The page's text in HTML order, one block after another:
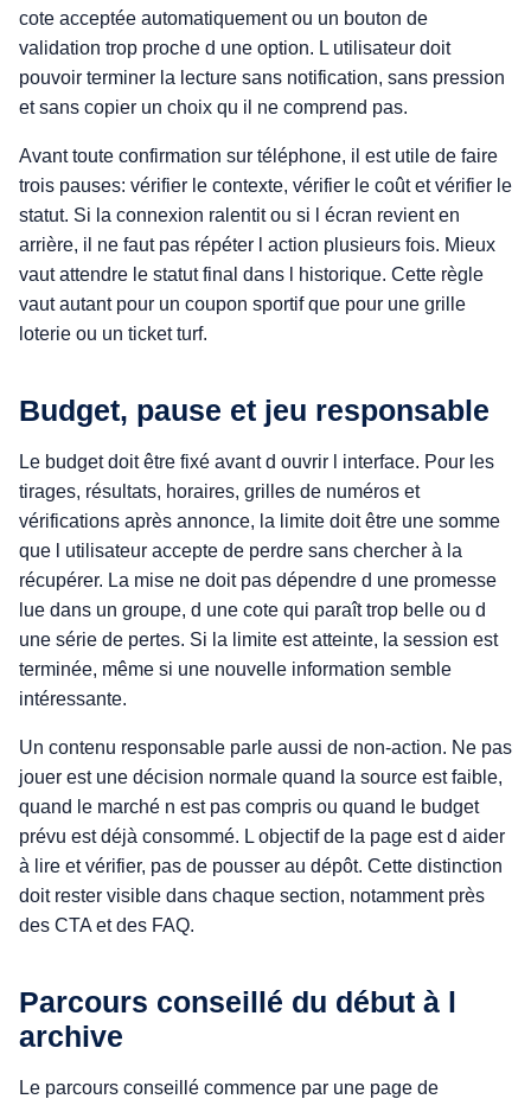
cote acceptée automatiquement ou un bouton de
validation trop proche d une option. L utilisateur doit
pouvoir terminer la lecture sans notification, sans pression
et sans copier un choix qu il ne comprend pas.
Avant toute confirmation sur téléphone, il est utile de faire
trois pauses: vérifier le contexte, vérifier le coût et vérifier le
statut. Si la connexion ralentit ou si l écran revient en
arrière, il ne faut pas répéter l action plusieurs fois. Mieux
vaut attendre le statut final dans l historique. Cette règle
vaut autant pour un coupon sportif que pour une grille
loterie ou un ticket turf.
Budget, pause et jeu responsable
Le budget doit être fixé avant d ouvrir l interface. Pour les
tirages, résultats, horaires, grilles de numéros et
vérifications après annonce, la limite doit être une somme
que l utilisateur accepte de perdre sans chercher à la
récupérer. La mise ne doit pas dépendre d une promesse
lue dans un groupe, d une cote qui paraît trop belle ou d
une série de pertes. Si la limite est atteinte, la session est
terminée, même si une nouvelle information semble
intéressante.
Un contenu responsable parle aussi de non-action. Ne pas
jouer est une décision normale quand la source est faible,
quand le marché n est pas compris ou quand le budget
prévu est déjà consommé. L objectif de la page est d aider
à lire et vérifier, pas de pousser au dépôt. Cette distinction
doit rester visible dans chaque section, notamment près
des CTA et des FAQ.
Parcours conseillé du début à l
archive
Le parcours conseillé commence par une page de